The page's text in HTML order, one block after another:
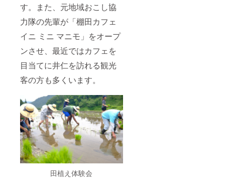
す。また、元地域おこし協
力隊の先輩が「棚田カフェ
イニ ミニ マニモ」をオープ
ンさせ、最近ではカフェを
目当てに井仁を訪れる観光
客の方も多くいます。
田植え体験会